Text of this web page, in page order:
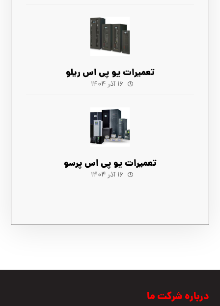
تعمیرات یو پی اس ریلو
۱۶ آذر ۱۴۰۴
تعمیرات یو پی اس پرسو
۱۶ آذر ۱۴۰۴
درباره شرکت ما